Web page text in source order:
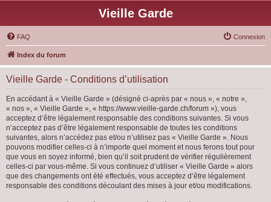
Vieille Garde
FAQ Connexion
Index du forum
Vieille Garde - Conditions d’utilisation
En accédant à « Vieille Garde » (désigné ci-après par « nous », « notre »,
« nos », « Vieille Garde », « https://www.vieille-garde.ch/forum »), vous
acceptez d’être légalement responsable des conditions suivantes. Si vous
n’acceptez pas d’être légalement responsable de toutes les conditions
suivantes, alors n’accédez pas et/ou n’utilisez pas « Vieille Garde ». Nous
pouvons modifier celles-ci à n’importe quel moment et nous ferons tout pour
que vous en soyez informé, bien qu’il soit prudent de vérifier régulièrement
celles-ci par vous-même. Si vous continuez d’utiliser « Vieille Garde » alors
que des changements ont été effectués, vous acceptez d’être légalement
responsable des conditions découlant des mises à jour et/ou modifications.